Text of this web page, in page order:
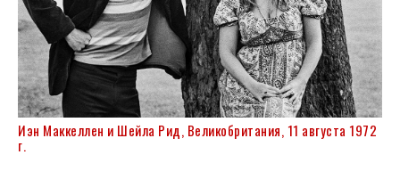
Иэн Маккеллен и Шейла Рид, Великобритания, 11 августа 1972
г.